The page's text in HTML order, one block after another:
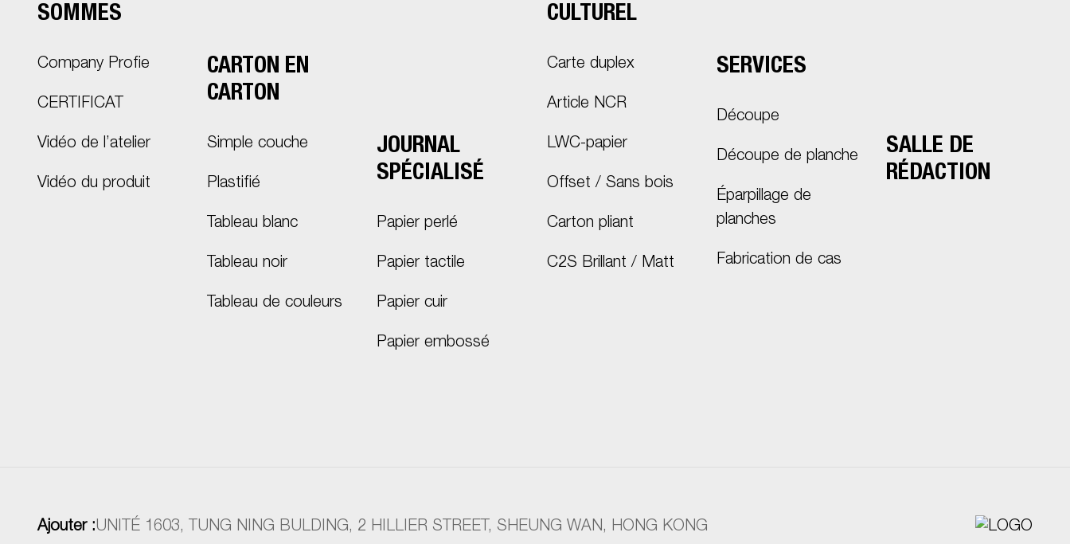
SOMMES
Company Profie
CERTIFICAT
Vidéo de l’atelier
Vidéo du produit
CARTON EN
CARTON
Simple couche
Plastifié
Tableau blanc
Tableau noir
Tableau de couleurs
JOURNAL
SPÉCIALISÉ
Papier perlé
Papier tactile
Papier cuir
Papier embossé
CULTUREL
Carte duplex
Article NCR
LWC-papier
Offset / Sans bois
Carton pliant
C2S Brillant / Matt
SERVICES
Découpe
Découpe de planche
Éparpillage de
planches
Fabrication de cas
SALLE DE
RÉDACTION
Ajouter :UNITÉ 1603, TUNG NING BULDING, 2 HILLIER STREET, SHEUNG WAN, HONG KONG